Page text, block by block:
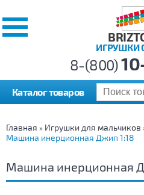
ИГРУШКИ
8-(800)
Каталог товаров
Главная » Игрушки для мальчиков
Машина инерционная Джип 1:18
Машина инерционная